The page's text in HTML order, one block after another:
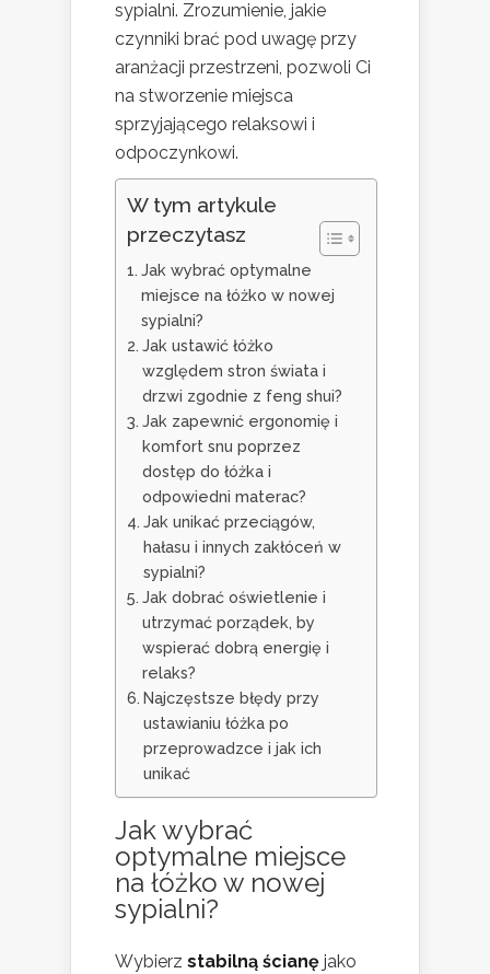
sypialni. Zrozumienie, jakie
czynniki brać pod uwagę przy
aranżacji przestrzeni, pozwoli Ci
na stworzenie miejsca
sprzyjającego relaksowi i
odpoczynkowi.
W tym artykule
przeczytasz
Jak wybrać optymalne
miejsce na łóżko w nowej
sypialni?
Jak ustawić łóżko
względem stron świata i
drzwi zgodnie z feng shui?
Jak zapewnić ergonomię i
komfort snu poprzez
dostęp do łóżka i
odpowiedni materac?
Jak unikać przeciągów,
hałasu i innych zakłóceń w
sypialni?
Jak dobrać oświetlenie i
utrzymać porządek, by
wspierać dobrą energię i
relaks?
Najczęstsze błędy przy
ustawianiu łóżka po
przeprowadzce i jak ich
unikać
Jak wybrać
optymalne miejsce
na łóżko w nowej
sypialni?
Wybierz stabilną ścianę jako